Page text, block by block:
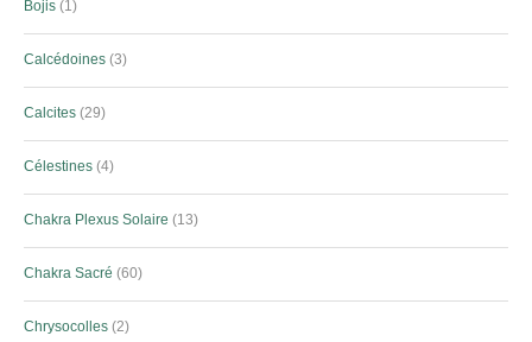
Bojis 1
Calcédoines 3
Calcites 29
Célestines 4
Chakra Plexus Solaire 13
Chakra Sacré 60
Chrysocolles 2